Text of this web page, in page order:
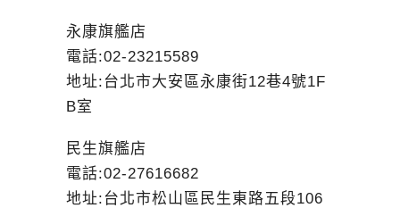
永康旗艦店
電話:02-23215589
地址:台北市大安區永康街12巷4號1F
B室
民生旗艦店
電話:02-27616682
地址:台北市松山區民生東路五段106